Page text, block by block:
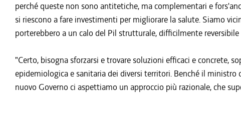
perché queste non sono antitetiche, ma complementari e
si riescono a fare investimenti per migliorare la salute. Siamo
porterebbero a un calo del Pil strutturale, difficilmente
"Certo, bisogna sforzarsi e trovare soluzioni efficaci e concrete,
epidemiologica e sanitaria dei diversi territori. Benché il
nuovo Governo ci aspettiamo un approccio più razionale, che